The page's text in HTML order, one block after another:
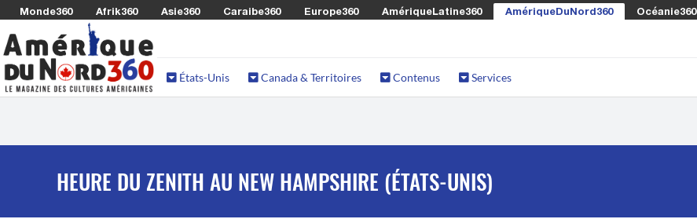
Monde360 Afrik360 Asie360 Caraibe360 Europe360 AmériqueLatine360 AmériqueDuNord360 Océanie360
États-Unis Canada & Territoires Contenus Services
HEURE DU ZENITH AU NEW HAMPSHIRE (ÉTATS-UNIS)